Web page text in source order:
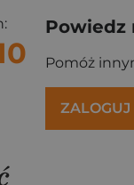
Powiedz
Pomóż
ZALOGUJ